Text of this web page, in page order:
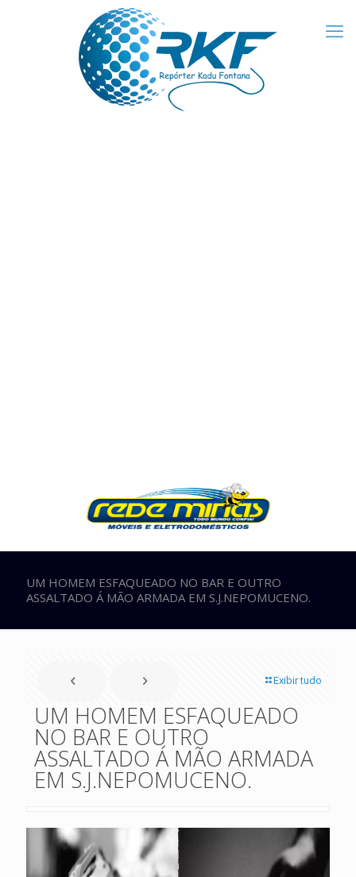
UM HOMEM ESFAQUEADO NO BAR E OUTRO
ASSALTADO Á MÃO ARMADA EM S.J.NEPOMUCENO.
Exibir tudo
UM HOMEM ESFAQUEADO
NO BAR E OUTRO
ASSALTADO Á MÃO ARMADA
EM S.J.NEPOMUCENO.